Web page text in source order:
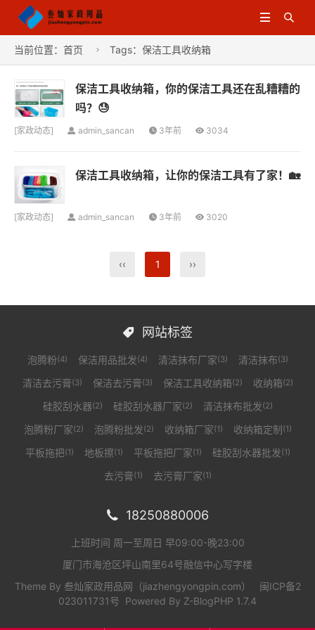


当前位置： 首页  Tags：保洁工具收纳箱
保洁工具收纳箱，你的保洁工具还在乱糟糟的
吗？😓
[家政动态] admin_sancan 3年前 3034
保洁工具收纳箱，让你的保洁工具有了家！🏡
[家政动态] admin_sancan 3年前 3020
‹‹ 1 ››
 网站标签
泡腾粉(4) 保洁用品批发(4) 清洁抹布厂家(3) 清洁抹布(3)
清洁去污膏(3) 保洁去污膏(3) 保洁工具收纳箱(2) 收纳箱(2)
硅胶刮水器(2) 硅胶刮水器厂家(2) 清洁抹布批发(2)
泡腾粉厂家(2) 泡腾粉批发(2) 收纳箱厂家(1) 收纳箱定制 (1)
平板拖把(1) 地板擦(1) 平板拖把厂家(1) 硅胶刮水器批发(1)
去污膏(1) 去污膏厂家(1)
 18250880006
上班时间 周一至周日 早09:00-晚23:00
厦门市海沧区坪山南里64号融信中心写字楼
Theme By 叁灿家政用品网（jiazhengyongpin.com）
闽ICP备2
023011731号 Powered By Z-BlogPHP 1.7.4